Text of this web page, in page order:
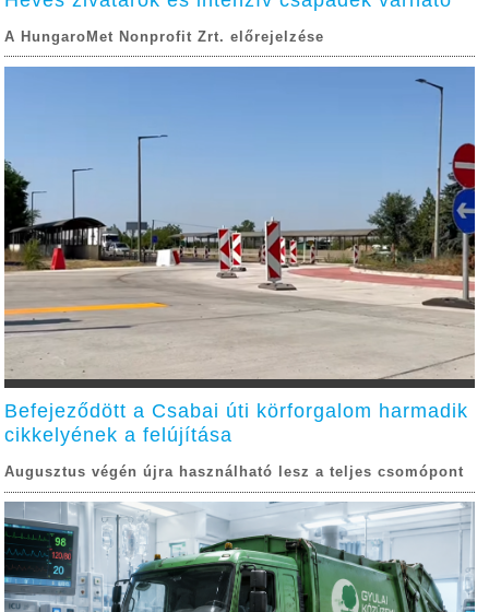
A HungaroMet Nonprofit Zrt. előrejelzése
Befejeződött a Csabai úti körforgalom harmadik
cikkelyének a felújítása
Augusztus végén újra használható lesz a teljes csomópont